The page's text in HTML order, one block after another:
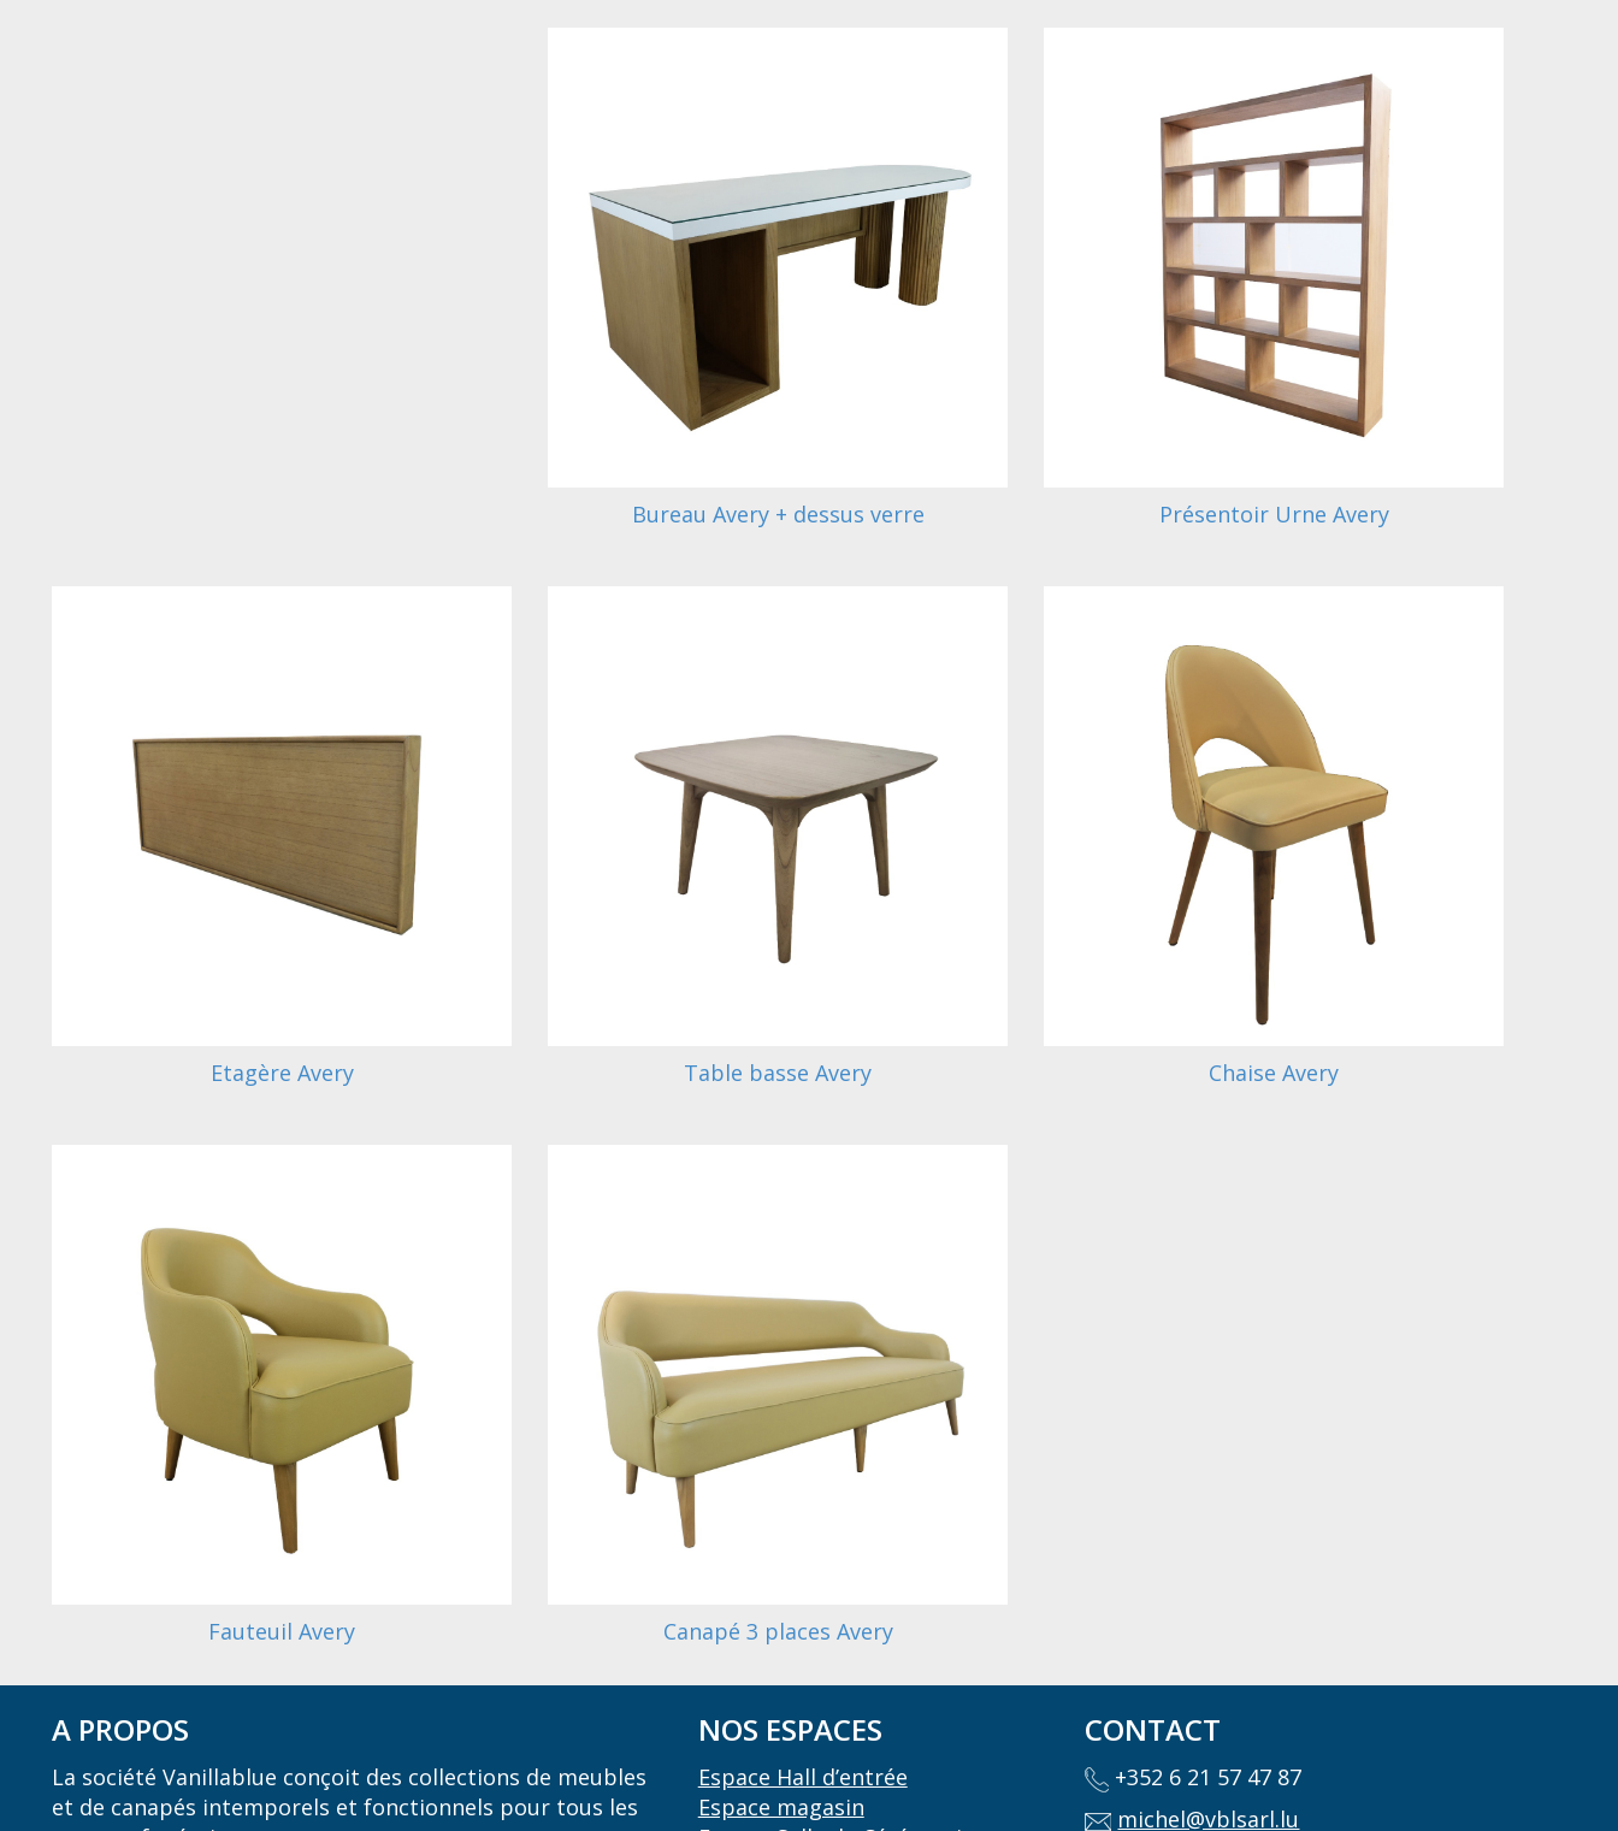
Bureau Avery + dessus verre Présentoir Urne Avery
Etagère Avery Table basse Avery Chaise Avery
Fauteuil Avery Canapé 3 places Avery
A PROPOS
La société Vanillablue conçoit des collections de meubles
et de canapés intemporels et fonctionnels pour tous les
NOS ESPACES
Espace Hall d’entrée
Espace magasin
CONTACT
+352 6 21 57 47 87
michel@vblsarl.lu